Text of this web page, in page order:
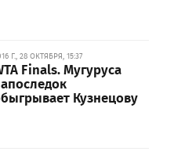
Г., 28 ОКТЯБРЯ, 15:37
Finals. Мугуруса
Кузнецову